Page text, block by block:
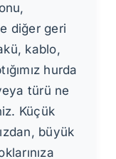
diğer geri
kablo,
hurda
türü ne
Küçük
büyük